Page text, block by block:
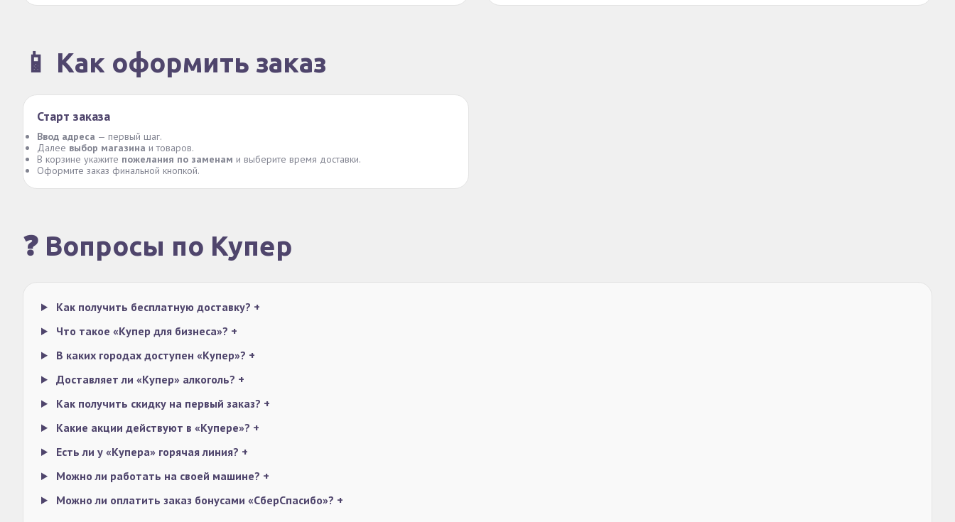
📱 Как оформить заказ
Старт заказа
Ввод адреса — первый шаг.
Далее выбор магазина и товаров.
В корзине укажите пожелания по заменам и выберите время доставки.
Оформите заказ финальной кнопкой.
❓ Вопросы по Купер
Как получить бесплатную доставку? +
Что такое «Купер для бизнеса»? +
В каких городах доступен «Купер»? +
Доставляет ли «Купер» алкоголь? +
Как получить скидку на первый заказ? +
Какие акции действуют в «Купере»? +
Есть ли у «Купера» горячая линия? +
Можно ли работать на своей машине? +
Можно ли оплатить заказ бонусами «СберСпасибо»? +